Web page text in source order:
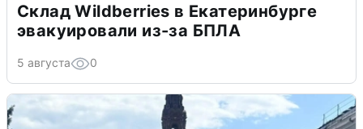
Склад Wildberries в Екатеринбурге
эвакуировали из-за БПЛА
5 августа 0